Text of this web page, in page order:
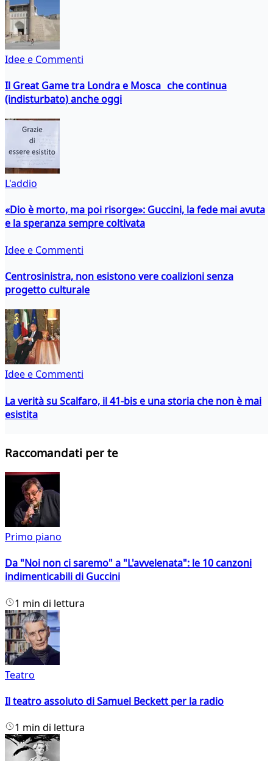
Idee e Commenti
Il Great Game tra Londra e Mosca che continua
(indisturbato) anche oggi
L'addio
«Dio è morto, ma poi risorge»: Guccini, la fede mai avuta
e la speranza sempre coltivata
Idee e Commenti
Centrosinistra, non esistono vere coalizioni senza
progetto culturale
Idee e Commenti
La verità su Scalfaro, il 41-bis e una storia che non è mai
esistita
Raccomandati per te
Primo piano
Da "Noi non ci saremo" a "L'avvelenata": le 10 canzoni
indimenticabili di Guccini
1 min di lettura
Teatro
Il teatro assoluto di Samuel Beckett per la radio
1 min di lettura